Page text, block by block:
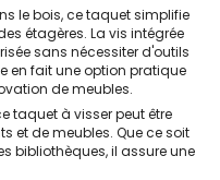
le bois, ce taquet simplifie
étagères. La vis intégrée
sans nécessiter d'outils
en fait une option pratique
de meubles.
taquet à visser peut être
et de meubles. Que ce soit
bibliothèques, il assure une